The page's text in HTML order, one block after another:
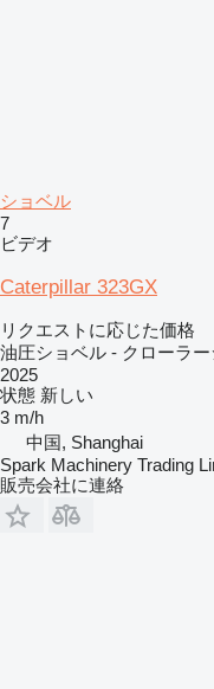
ショベル
7
ビデオ
Caterpillar 323GX
リクエストに応じた価格
油圧ショベル - クローラ
2025
状態 新しい
3 m/h
中国, Shanghai
Spark Machinery Trading
販売会社に連絡